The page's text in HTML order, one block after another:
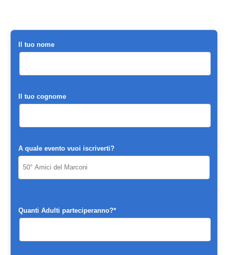
Il tuo nome
Il tuo cognome
A quale evento vuoi iscriverti?
Quanti Adulti parteciperanno?*